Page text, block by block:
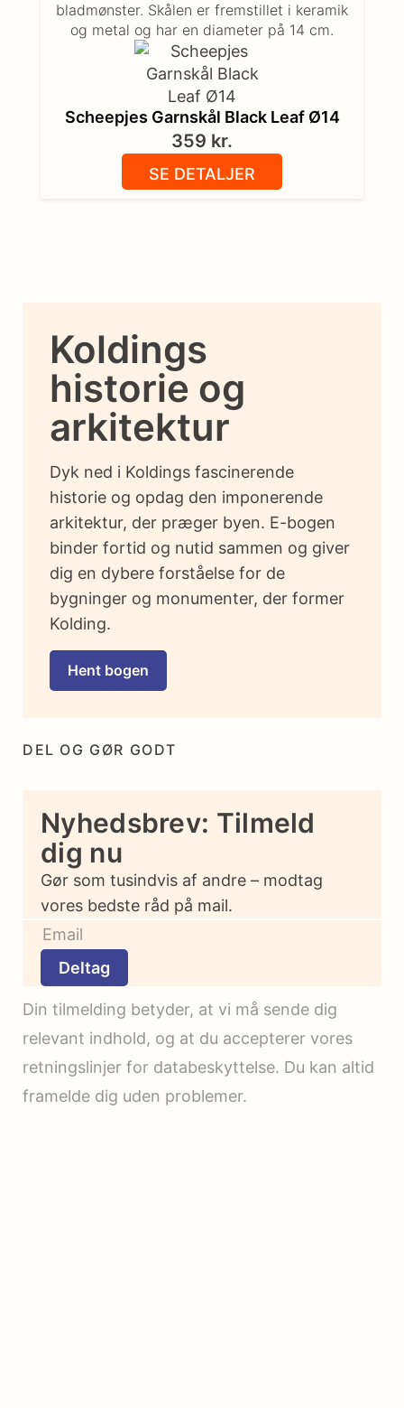
Scheepjes Garnskål Black Leaf Ø14
bladmønster. Skålen er fremstillet i keramik
og metal og har en diameter på 14 cm.
359 kr.
SE DETALJER
DEL OG GØR GODT
Nyhedsbrev: Tilmeld
dig nu
Gør som tusindvis af andre – modtag
vores bedste råd på mail.
Deltag
Din tilmelding betyder, at vi må sende dig
relevant indhold, og at du accepterer vores
retningslinjer for databeskyttelse. Du kan altid
framelde dig uden problemer.
Koldings
historie og
arkitektur
Dyk ned i Koldings fascinerende
historie og opdag den imponerende
arkitektur, der præger byen. E-bogen
binder fortid og nutid sammen og giver
dig en dybere forståelse for de
bygninger og monumenter, der former
Kolding.
Hent bogen